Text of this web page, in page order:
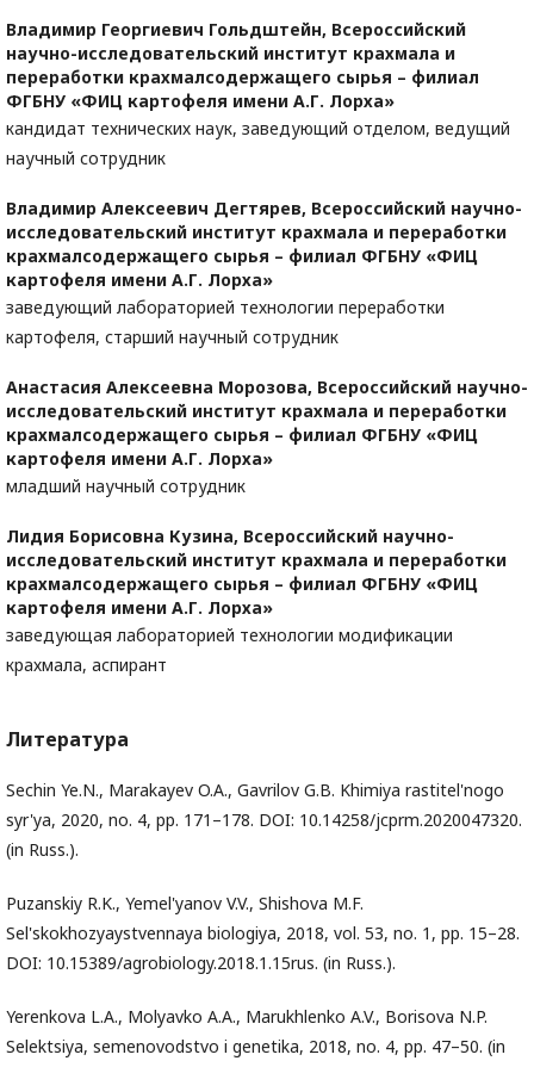
Владимир Георгиевич Гольдштейн, Всероссийский
научно-исследовательский институт крахмала и
переработки крахмалсодержащего сырья – филиал
ФГБНУ «ФИЦ картофеля имени А.Г. Лорха»
кандидат технических наук, заведующий отделом, ведущий
научный сотрудник
Владимир Алексеевич Дегтярев, Всероссийский научно-
исследовательский институт крахмала и переработки
крахмалсодержащего сырья – филиал ФГБНУ «ФИЦ
картофеля имени А.Г. Лорха»
заведующий лабораторией технологии переработки
картофеля, старший научный сотрудник
Анастасия Алексеевна Морозова, Всероссийский научно-
исследовательский институт крахмала и переработки
крахмалсодержащего сырья – филиал ФГБНУ «ФИЦ
картофеля имени А.Г. Лорха»
младший научный сотрудник
Лидия Борисовна Кузина, Всероссийский научно-
исследовательский институт крахмала и переработки
крахмалсодержащего сырья – филиал ФГБНУ «ФИЦ
картофеля имени А.Г. Лорха»
заведующая лабораторией технологии модификации
крахмала, аспирант
Литература
Sechin Ye.N., Marakayev O.A., Gavrilov G.B. Khimiya rastitel'nogo
syr'ya, 2020, no. 4, pp. 171–178. DOI: 10.14258/jcprm.2020047320.
(in Russ.).
Puzanskiy R.K., Yemel'yanov V.V., Shishova M.F.
Sel'skokhozyaystvennaya biologiya, 2018, vol. 53, no. 1, pp. 15–28.
DOI: 10.15389/agrobiology.2018.1.15rus. (in Russ.).
Yerenkova L.A., Molyavko A.A., Marukhlenko A.V., Borisova N.P.
Selektsiya, semenovodstvo i genetika, 2018, no. 4, pp. 47–50. (in